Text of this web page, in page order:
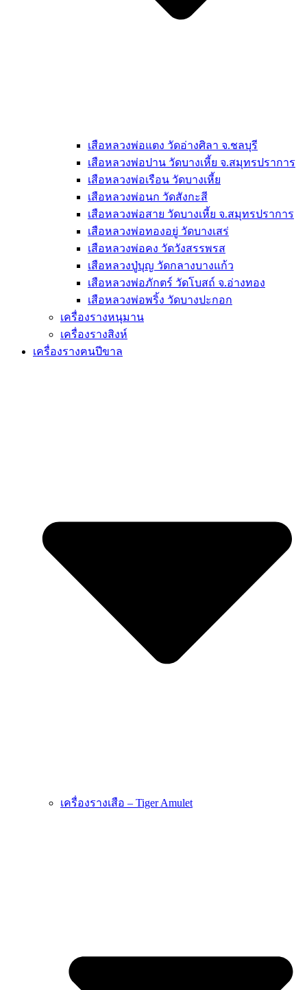
เสือหลวงพ่อแตง วัดอ่างศิลา จ.ชลบุรี
เสือหลวงพ่อปาน วัดบางเหี้ย จ.สมุทรปราการ
เสือหลวงพ่อเรือน วัดบางเหี้ย
เสือหลวงพ่อนก วัดสังกะสี
เสือหลวงพ่อสาย วัดบางเหี้ย จ.สมุทรปราการ
เสือหลวงพ่อทองอยู่ วัดบางเสร่
เสือหลวงพ่อคง วัดวังสรรพรส
เสือหลวงปู่บุญ วัดกลางบางแก้ว
เสือหลวงพ่อภักตร์ วัดโบสถ์ จ.อ่างทอง
เสือหลวงพ่อพริ้ง วัดบางปะกอก
เครื่องรางหนุมาน
เครื่องรางสิงห์
เครื่องรางฅนปีขาล
เครื่องรางเสือ – Tiger Amulet